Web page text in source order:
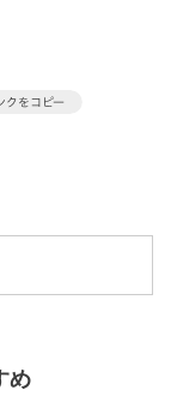
の誤差が生じてし
め